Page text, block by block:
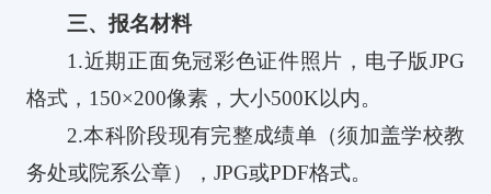
三、报名材料
1.近期正面免冠彩色证件照片，电子版JPG
格式， 150×200像素，大小500K以内。
2.本科阶段现有完整成绩单（须加盖学校教
务处或院系公章）， JPG或PDF格式。